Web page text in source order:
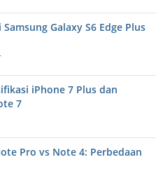
Galaxy S6 Edge Plus
iPhone 7 Plus dan
7
Pro vs Note 4: Perbedaan